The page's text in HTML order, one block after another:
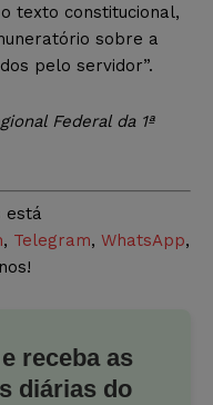
texto constitucional,
sobre a
pelo servidor”.
Federal da 1ª
está
, Telegram, WhatsApp,
receba as
diárias do